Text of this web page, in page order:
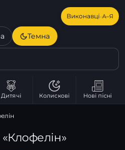
Виконавці·А–Я
Темна
Дитячі Колискові Нові пісні